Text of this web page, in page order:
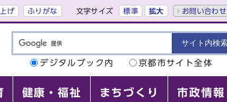
げ ふりがな 文字サイズ 標準 拡大 お問い合わせ
デジタルブック内
京都市サイト全体
健康・福祉 まちづくり 市政情報